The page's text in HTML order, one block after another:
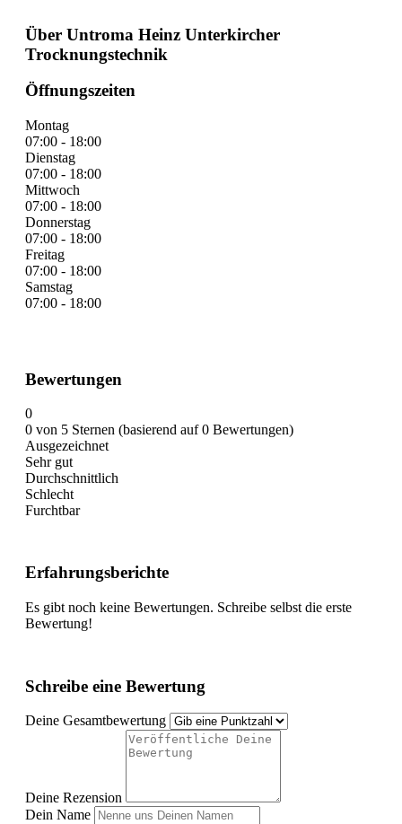
Über Untroma Heinz Unterkircher
Trocknungstechnik
Öffnungszeiten
Montag
07:00 - 18:00
Dienstag
07:00 - 18:00
Mittwoch
07:00 - 18:00
Donnerstag
07:00 - 18:00
Freitag
07:00 - 18:00
Samstag
07:00 - 18:00
Bewertungen
0
0 von 5 Sternen (basierend auf 0 Bewertungen)
Ausgezeichnet
Sehr gut
Durchschnittlich
Schlecht
Furchtbar
Erfahrungsberichte
Es gibt noch keine Bewertungen. Schreibe selbst die erste
Bewertung!
Schreibe eine Bewertung
Deine Gesamtbewertung
Deine Rezension
Dein Name